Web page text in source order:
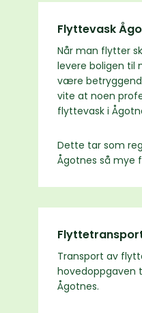
Flyttevask
Når man flytter
levere boligen til
være
vite at noen
flyttevask i
Dette tar som
Ågotnes så mye
Transport av
hovedoppgaven
Ågotnes.